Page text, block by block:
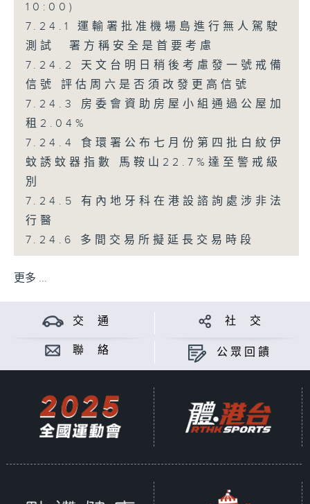
10:00)
7.24.1 運輸署批准機場島進行無人駕駛
測試 署方稱安全是首要考慮
7.24.2 天文台明日稍後考慮發一號戒備
信號 評估周六是否須改發更高信號
7.24.3 房委會資助房屋小組通過公屋加
租2.04%
7.24.4 食環署公布七月份第四批白紋伊
蚊誘蚊器指數 馬鞍山22.7%達至警戒級
別
7.24.5 有內地牙科在港設諮詢處涉非法
行醫
7.24.6 多間交易所擬延長交易時段
更多 ...
交 通 社 交
聯 絡 公眾回饋